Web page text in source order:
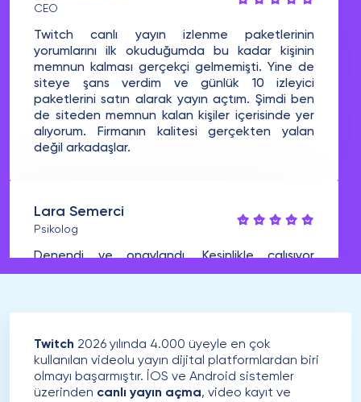
CEO
Twitch canlı yayın izlenme paketlerinin
yorumlarını ilk okuduğumda bu kadar kişinin
memnun kalması gerçekçi gelmemişti. Yine de
siteye şans verdim ve günlük 10 izleyici
paketlerini satın alarak yayın açtım. Şimdi ben
de siteden memnun kalan kişiler içerisinde yer
alıyorum. Firmanın kalitesi gerçekten yalan
değil arkadaşlar.
Lara Semerci
Psikolog
Denendi ve onaylandı. Kesinlikle çalışıyor
arkadaşlar aklınızda kesinlikle böyle bir soru
hizmet almayı beklemiyordum. Tebrikler
Sosyalgram ekibi ve sistemi.
Twitch 2026 yılında 4.000 üyeyle en çok
kullanılan videolu yayın dijital platformlardan biri
olmayı başarmıştır. İOS ve Android sistemler
üzerinden canlı yayın açma, video kayıt ve